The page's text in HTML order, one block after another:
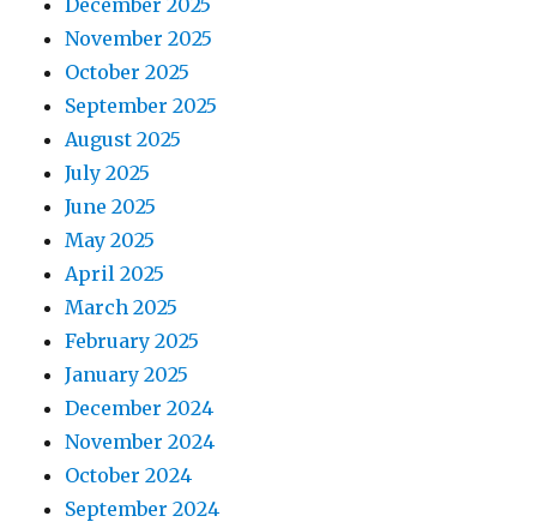
November 2025
October 2025
September 2025
August 2025
July 2025
June 2025
May 2025
April 2025
March 2025
February 2025
January 2025
December 2024
November 2024
October 2024
September 2024